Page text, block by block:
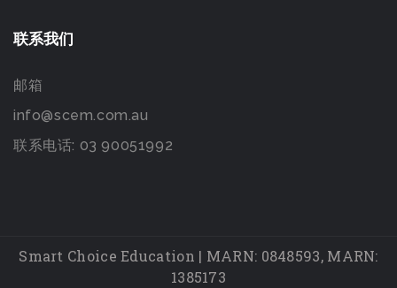
联系我们
邮箱
info@scem.com.au
联系电话: 03 90051992
Smart Choice Education | MARN: 0848593, MARN:
1385173